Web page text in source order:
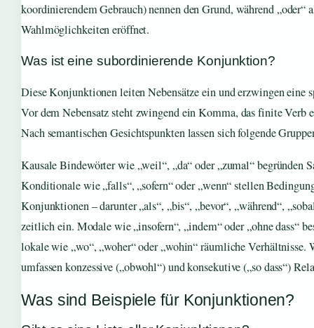
koordinierendem Gebrauch) nennen den Grund, während „oder“
Wahlmöglichkeiten eröffnet.
Was ist eine subordinierende Konjunktion?
Diese Konjunktionen leiten Nebensätze ein und erzwingen eine
Vor dem Nebensatz steht zwingend ein Komma, das finite Verb
Nach semantischen Gesichtspunkten lassen sich folgende
Kausale Bindewörter wie „weil“, „da“ oder „zumal“ begründen
Konditionale wie „falls“, „sofern“ oder „wenn“ stellen
Konjunktionen – darunter „als“, „bis“, „bevor“, „während“,
zeitlich ein. Modale wie „insofern“, „indem“ oder „ohne dass“
lokale wie „wo“, „woher“ oder „wohin“ räumliche Verhältnisse.
umfassen konzessive („obwohl“) und konsekutive („so dass“)
Was sind Beispiele für Konjunktionen?